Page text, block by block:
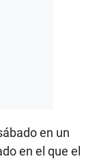
en un
en el que el